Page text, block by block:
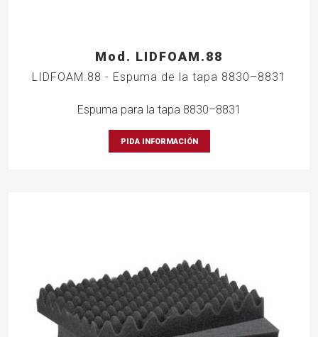
Mod. LIDFOAM.88
LIDFOAM.88 - Espuma de la tapa 8830–8831
Espuma para la tapa 8830–8831
PIDA INFORMACIÓN